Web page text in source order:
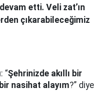
etti. Veli zat’ın
çıkarabileceğimiz
“Şehrinizde akıllı bir
nasihat alayım?” diye